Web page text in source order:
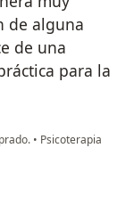
de alguna
de una
para la
• Psicoterapia